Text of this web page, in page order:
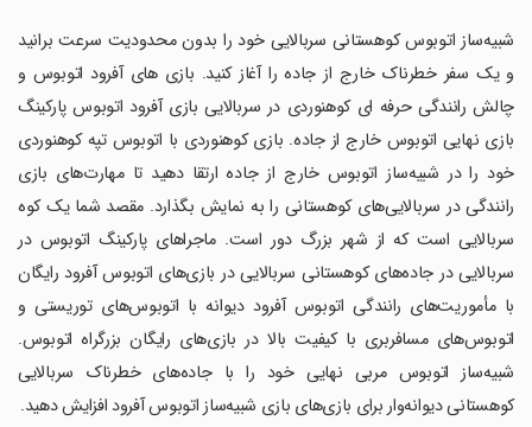
‏شبیه‌ساز اتوبوس کوهستانی سربالایی خود را بدون محدودیت سرعت برانید
و یک سفر خطرناک خارج از جاده را آغاز کنید. بازی های آفرود اتوبوس و
چالش رانندگی حرفه ای کوهنوردی در سربالایی بازی آفرود اتوبوس پارکینگ
بازی نهایی اتوبوس خارج از جاده. بازی کوهنوردی با اتوبوس تپه کوهنوردی
خود را در شبیه‌ساز اتوبوس خارج از جاده ارتقا دهید تا مهارت‌های بازی
رانندگی در سربالایی‌های کوهستانی را به نمایش بگذارد. مقصد شما یک کوه
سربالایی است که از شهر بزرگ دور است. ماجراهای پارکینگ اتوبوس در
سربالایی در جاده‌های کوهستانی سربالایی در بازی‌های اتوبوس آفرود رایگان
با مأموریت‌های رانندگی اتوبوس آفرود دیوانه با اتوبوس‌های توریستی و
اتوبوس‌های مسافربری با کیفیت بالا در بازی‌های رایگان بزرگراه اتوبوس.
شبیه‌ساز اتوبوس مربی نهایی خود را با جاده‌های خطرناک سربالایی
کوهستانی دیوانه‌وار برای بازی‌های بازی شبیه‌ساز اتوبوس آفرود افزایش دهید.